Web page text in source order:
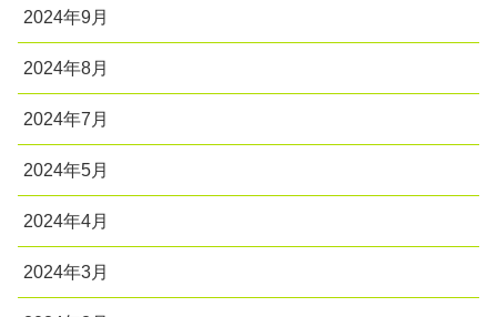
2024年9月
2024年8月
2024年7月
2024年5月
2024年4月
2024年3月